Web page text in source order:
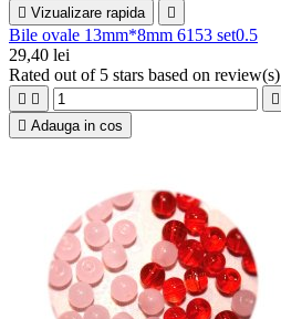
 Vizualizare rapida 
Bile ovale 13mm*8mm 6153 set0.5
29,40 lei
Rated out of 5 stars based on review(s)
  
 Adauga in cos